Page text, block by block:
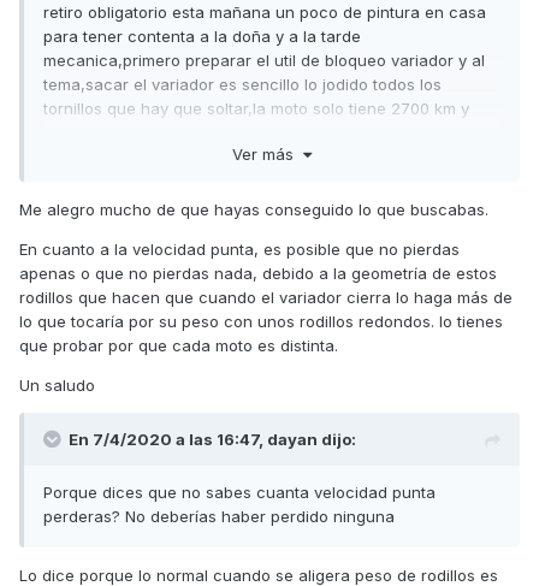
retiro obligatorio esta mañana un poco de pintura en casa
para tener contenta a la doña y a la tarde
mecanica,primero preparar el util de bloqueo variador y al
tema,sacar el variador es sencillo lo jodido todos los
tornillos que hay que soltar,la moto solo tiene 2700 km y
calentando por caminos vecinales cerca de casa y a la
cuesta,,,,,BUUUAHHH chaval otra moto ataco a unos 60kmh
perdera ni cuanto mas consumira pero me da igual esto es
lo que esperaba de la moto,,,,,,gracias tiritos tienes una
birra pagada con tapa que te lo mereces,,,,,,,,,,,,,,saludos
Ver más
Me alegro mucho de que hayas conseguido lo que buscabas.
En cuanto a la velocidad punta, es posible que no pierdas
apenas o que no pierdas nada, debido a la geometría de estos
rodillos que hacen que cuando el variador cierra lo haga más de
lo que tocaría por su peso con unos rodillos redondos. lo tienes
que probar por que cada moto es distinta.
Un saludo
En 7/4/2020 a las 16:47, dayan dijo:
Porque dices que no sabes cuanta velocidad punta
perderas? No deberías haber perdido ninguna
Lo dice porque lo normal cuando se aligera peso de rodillos es